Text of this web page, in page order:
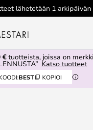
lähetetään 1 arkipäivän
€tuotteista, joissa on
Katso tuotteet
BEST KOPIOI